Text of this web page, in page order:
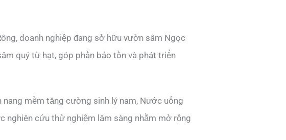
doanh nghiệp đang sở hữu vườn sâm Ngọc
quý từ hạt, góp phần bảo tồn và phát triển
nang mềm tăng cường sinh lý nam, Nước uống
nghiên cứu thử nghiệm lâm sàng nhằm mở rộng